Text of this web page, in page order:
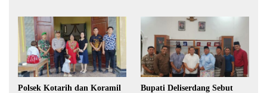
Polsek Kotarih dan Koramil
Bupati Deliserdang Sebut